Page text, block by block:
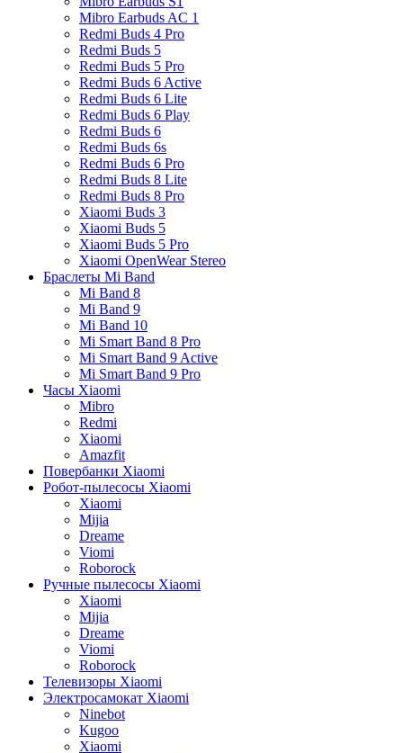
Mibro Earbuds AC 1
Redmi Buds 4 Pro
Redmi Buds 5
Redmi Buds 5 Pro
Redmi Buds 6 Active
Redmi Buds 6 Lite
Redmi Buds 6 Play
Redmi Buds 6
Redmi Buds 6s
Redmi Buds 6 Pro
Redmi Buds 8 Lite
Redmi Buds 8 Pro
Xiaomi Buds 3
Xiaomi Buds 5
Xiaomi Buds 5 Pro
Xiaomi OpenWear Stereo
Браслеты Mi Band
Mi Band 8
Mi Band 9
Mi Band 10
Mi Smart Band 8 Pro
Mi Smart Band 9 Active
Mi Smart Band 9 Pro
Часы Xiaomi
Mibro
Redmi
Xiaomi
Amazfit
Повербанки Xiaomi
Робот-пылесосы Xiaomi
Xiaomi
Mijia
Dreame
Viomi
Roborock
Ручные пылесосы Xiaomi
Xiaomi
Mijia
Dreame
Viomi
Roborock
Телевизоры Xiaomi
Электросамокат Xiaomi
Ninebot
Kugoo
Xiaomi